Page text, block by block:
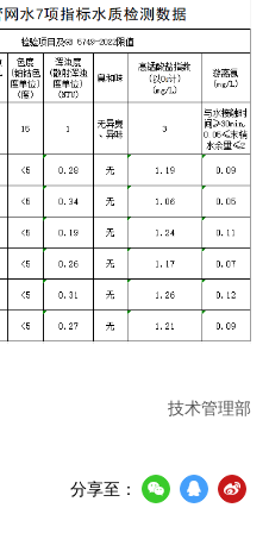
技术管理部
分享至：